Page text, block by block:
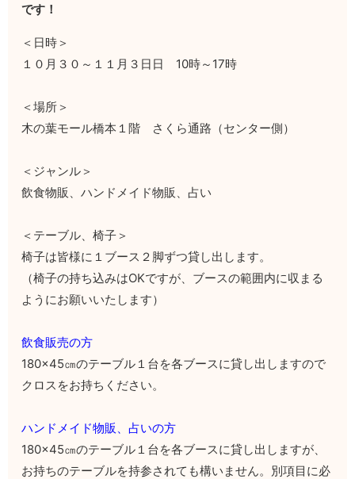
です！
＜日時＞
１０月３０～１１月３日日 10時～17時
＜場所＞
木の葉モール橋本１階 さくら通路（センター側）
＜ジャンル＞
飲食物販、ハンドメイド物販、占い
＜テーブル、椅子＞
椅子は皆様に１ブース２脚ずつ貸し出します。
（椅子の持ち込みはOKですが、ブースの範囲内に収まる
ようにお願いいたします）
飲食販売の方
180×45㎝のテーブル１台を各ブースに貸し出しますので
クロスをお持ちください。
ハンドメイド物販、占いの方
180×45㎝のテーブル１台を各ブースに貸し出しますが、
お持ちのテーブルを持参されても構いません。別項目に必